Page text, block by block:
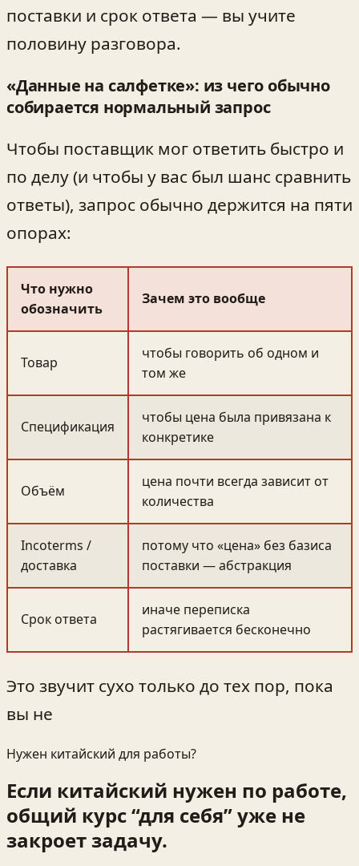
поставки и срок ответа — вы учите
половину разговора.
«Данные на салфетке»: из чего обычно
собирается нормальный запрос
Чтобы поставщик мог ответить быстро и
по делу (и чтобы у вас был шанс сравнить
ответы), запрос обычно держится на пяти
опорах:
Что нужно
обозначить
Зачем это вообще
Товар
чтобы говорить об одном и
том же
Спецификация
чтобы цена была привязана к
конкретике
Объём
цена почти всегда зависит от
количества
Incoterms /
доставка
потому что «цена» без базиса
поставки — абстракция
Срок ответа
иначе переписка
растягивается бесконечно
Это звучит сухо только до тех пор, пока
вы не
Нужен китайский для работы?
Если китайский нужен по работе,
общий курс “для себя” уже не
закроет задачу.